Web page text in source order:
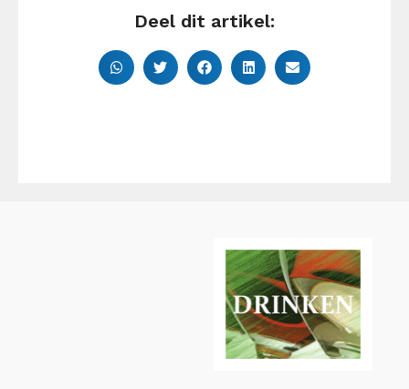
Deel dit artikel: